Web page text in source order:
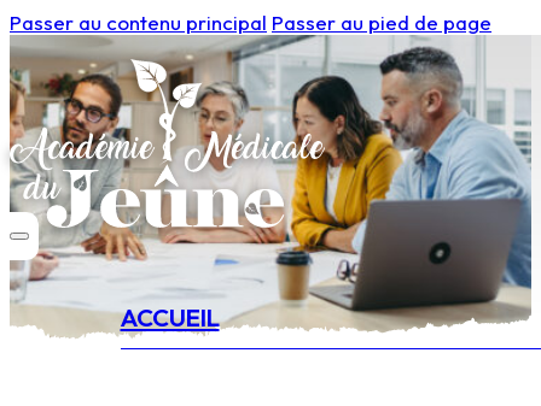
Passer au contenu principal Passer au pied de page
ACCUEIL